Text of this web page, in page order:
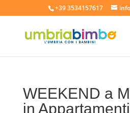
+39 3534157617
WEEKEND a
in